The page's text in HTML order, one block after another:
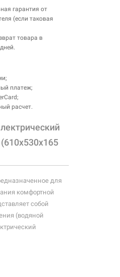
гарантия от
(если таковая
товара в
платеж;
расчет.
для
комфортной
собой
(водяной
интерьера.